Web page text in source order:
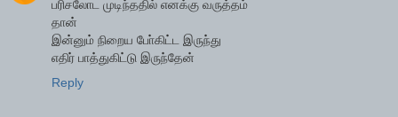
பரிசலோட முடிந்ததில் எனக்கு வருத்தம்
தான்
இன்னும் நிறைய போ்கிட்ட இருந்து
எதிர் பாத்துகிட்டு இருந்தேன்
Reply